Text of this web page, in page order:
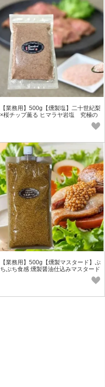
【業務用】500g【燻製塩】二十世紀梨
×桜チップ薫る ヒマラヤ岩塩 究極の
【業務用】500g【燻製マスタード】ぷ
ちぷち食感 燻製醤油仕込みマスタード